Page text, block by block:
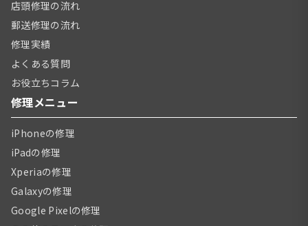
店頭修理の流れ
郵送修理の流れ
修理実績
よくある質問
お役立ちコラム
修理メニュー
iPhoneの修理
iPadの修理
Xperiaの修理
Galaxyの修理
Google Pixelの修理